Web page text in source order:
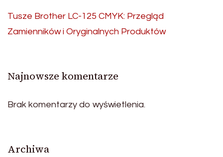
Tusze Brother LC-125 CMYK: Przegląd
Zamienników i Oryginalnych Produktów
Najnowsze komentarze
Brak komentarzy do wyświetlenia.
Archiwa